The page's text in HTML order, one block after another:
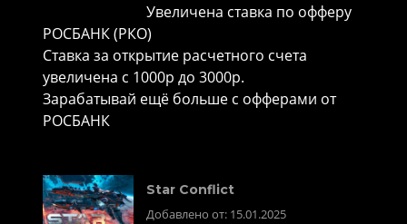
Увеличена ставка по офферу
РОСБАНК (РКО)
Ставка за открытие расчетного счета
увеличена с 1000р до 3000р.
Зарабатывай ещё больше с офферами от
РОСБАНК
Star Conflict
Добавлено от: 15.01.2025